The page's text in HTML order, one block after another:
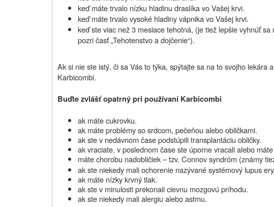
keď máte trvalo nízku hladinu draslíka vo Vašej krvi.
keď máte trvalo vysoké hladiny vápnika vo Vašej krvi.
keď ste viac než 3 mesiace tehotná, (je tiež lepšie vyhnúť
pozri časť „Tehotenstvo a dojčenie“).
Ak si nie ste istý, či sa Vás to týka, spýtajte sa na to svojho lekára
Karbicombi.
Buďte zvlášť opatrný pri používaní Karbicombi
ak máte cukrovku.
ak máte problémy so srdcom, pečeňou alebo obličkami.
ak ste v nedávnom čase podstúpili transplantáciu obličky.
ak vraciate, v poslednom čase ste úporne vracali alebo
máte chorobu nadobličiek – tzv. Connov syndróm (známy
ak ste niekedy mali ochorenie nazývané systémový lupus
ak máte nízky krvný tlak.
ak ste v minulosti prekonali cievnu mozgovú príhodu.
ak ste niekedy mali alergiu alebo astmu.